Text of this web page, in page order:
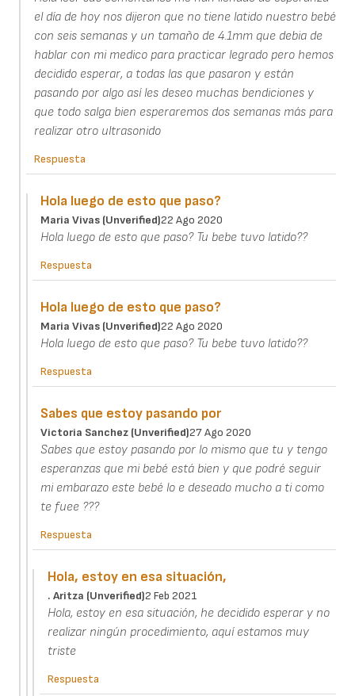
el día de hoy nos dijeron que no tiene latido nuestro bebé
con seis semanas y un tamaño de 4.1mm que debia de
hablar con mi medico para practicar legrado pero hemos
decidido esperar, a todas las que pasaron y están
pasando por algo así les deseo muchas bendiciones y
que todo salga bien esperaremos dos semanas más para
realizar otro ultrasonido
Respuesta
Hola luego de esto que paso?
Maria Vivas (unverified)22 Ago 2020
Hola luego de esto que paso? Tu bebe tuvo latido??
Respuesta
Hola luego de esto que paso?
Maria Vivas (unverified)22 Ago 2020
Hola luego de esto que paso? Tu bebe tuvo latido??
Respuesta
Sabes que estoy pasando por
Victoria Sanchez (unverified)27 Ago 2020
Sabes que estoy pasando por lo mismo que tu y tengo
esperanzas que mi bebé está bien y que podré seguir
mi embarazo este bebé lo e deseado mucho a ti como
te fuee ???
Respuesta
Hola, estoy en esa situación,
. Aritza (unverified)2 Feb 2021
Hola, estoy en esa situación, he decidido esperar y no
realizar ningún procedimiento, aquí estamos muy
triste
Respuesta